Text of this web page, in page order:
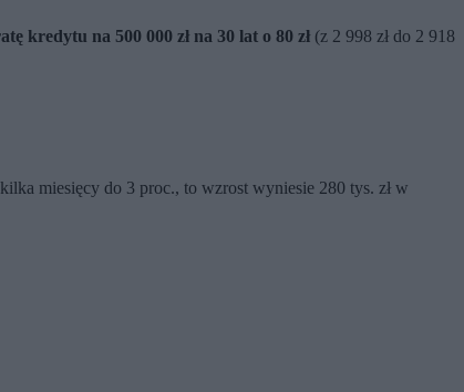
kredytu na 500 000 zł na 30 lat o 80 zł (z 2 998 zł do 2 918
miesięcy do 3 proc., to wzrost wyniesie 280 tys. zł w